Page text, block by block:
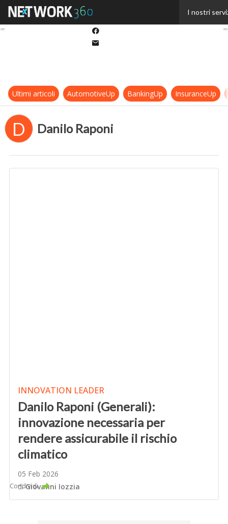
I nostri
Ultimi articoli AutomotiveUp BankingUp InsuranceUp
D Danilo Raponi
INNOVATION LEADER
Danilo Raponi (Generali):
innovazione necessaria per
rendere assicurabile il rischio
climatico
05 Feb 2026
diGiovanni Iozzia
Condividi